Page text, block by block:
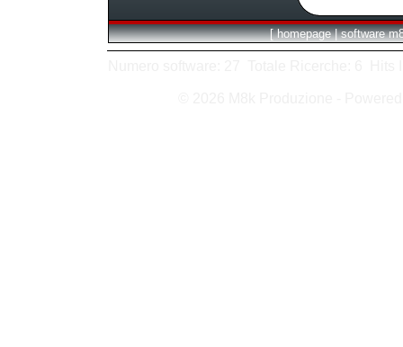
[ homepage | software